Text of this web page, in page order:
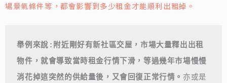
場景氣條件等，都會影響到多少租金才能順利出租掉。
舉例來說:附近剛好有新社區交屋，市場大量釋出出租
物件，就會導致當時租金行情下滑，等過幾年市場慢慢
消花掉這突然的供給量後，又會回復正常行情。 亦或是